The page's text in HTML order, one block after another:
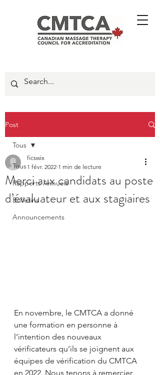
Post
Tous
Rapports Annuels
Bulletins
Announcements
Tous
Merci aux candidats au poste
d’évaluateur et aux stagiaires
ficswix
1 févr. 2022 1 min de lecture
En novembre, le CMTCA a donné
une formation en personne à
l’intention des nouveaux
vérificateurs qu’ils se joignent aux
équipes de vérification du CMTCA
en 2022. Nous tenons à remercier